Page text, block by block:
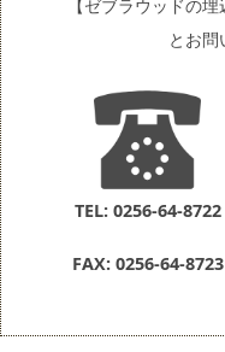
【ゼブラウッドの
とお問
TEL: 0256-64-8722
FAX: 0256-64-8723